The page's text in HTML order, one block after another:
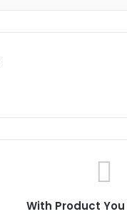
With Product